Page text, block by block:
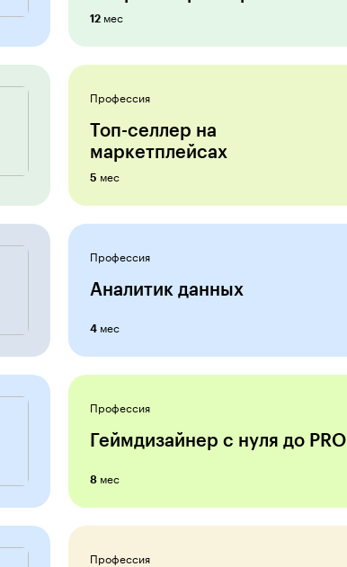
12 мес
Профессия
Топ-селлер на
маркетплейсах
5 мес
Профессия
Аналитик данных
4 мес
Профессия
Геймдизайнер с нуля до PRO
8 мес
Профессия